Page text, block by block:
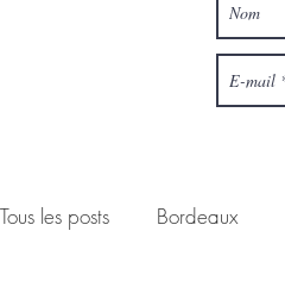
Tous les posts Bordeaux